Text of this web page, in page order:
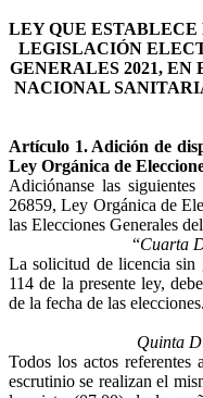
LEY QUE
LEGISLACIÓN
GENERALES 2021,
NACIONAL
Artículo 1. Adición de
Ley Orgánica de
Adiciónanse las
26859, Ley Orgánica de
las Elecciones Generales
“Cuarta
La solicitud de licencia sin
114 de la presente ley,
de la fecha de las elecciones.
Quinta
Todos los actos
escrutinio se realizan el